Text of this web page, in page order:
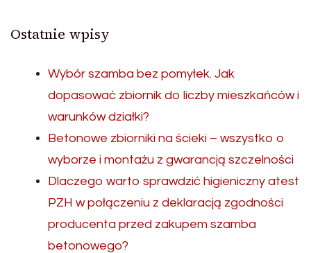
Ostatnie wpisy
Wybór szamba bez pomyłek. Jak
dopasować zbiornik do liczby mieszkańców i
warunków działki?
Betonowe zbiorniki na ścieki – wszystko o
wyborze i montażu z gwarancją szczelności
Dlaczego warto sprawdzić higieniczny atest
PZH w połączeniu z deklaracją zgodności
producenta przed zakupem szamba
betonowego?